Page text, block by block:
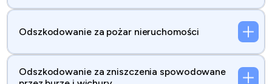
Odszkodowanie za pożar nieruchomości
Odszkodowanie za zniszczenia spowodowane